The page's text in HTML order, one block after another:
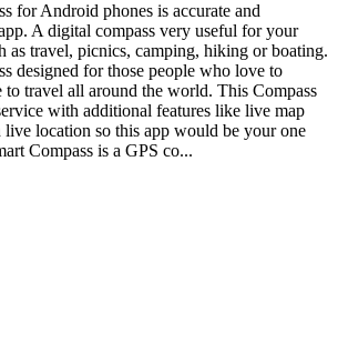
for Android phones is accurate and
A digital compass very useful for your
as travel, picnics, camping, hiking or boating.
designed for those people who love to
travel all around the world. This Compass
with additional features like live map
location so this app would be your one
Compass is a GPS co...